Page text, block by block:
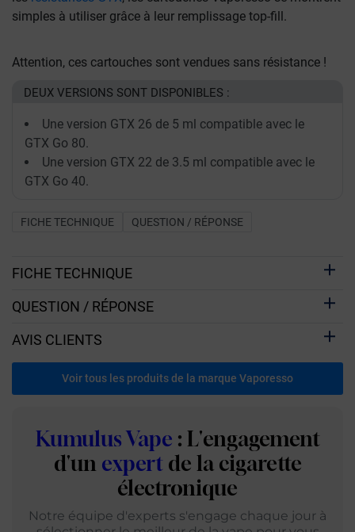
simples à utiliser grâce à leur remplissage top-fill.
Attention, ces cartouches sont vendues sans résistance !
DEUX VERSIONS SONT DISPONIBLES :
Une version GTX 26 de 5 ml compatible avec le
GTX Go 80.
Une version GTX 22 de 3.5 ml compatible avec le
GTX Go 40.
FICHE TECHNIQUE QUESTION / RÉPONSE
FICHE TECHNIQUE
QUESTION / RÉPONSE
AVIS CLIENTS
Voir tous les produits de la marque Vaporesso
Kumulus Vape : L'engagement
d'un expert de la cigarette
électronique
Notre équipe d'experts s'engage chaque jour à